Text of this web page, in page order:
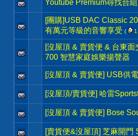
Youtube Premium尋找合組
[團購]USB DAC Classic
有萬元等級的音響享受 ( 1
[沒屋頂 & 賣貨便 & 台東
700 智慧家庭娛樂揚聲器
[沒屋頂 & 賣貨便] USB供
[沒屋頂/賣貨便] 哈雷
[沒屋頂 & 賣貨便] Bose
[賣貨便&沒屋頂] 芝麻開門